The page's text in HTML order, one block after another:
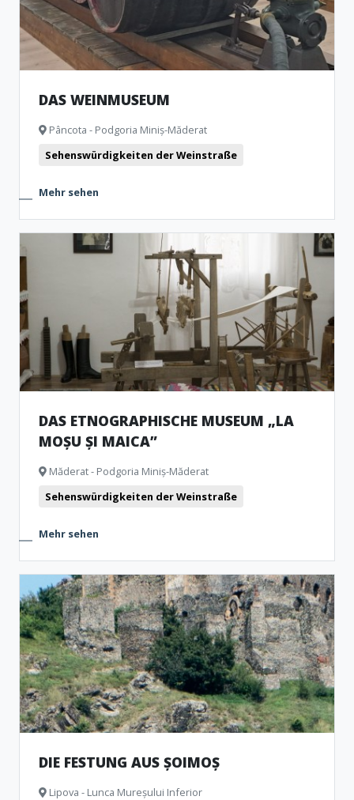
DAS WEINMUSEUM
Pâncota - Podgoria Miniș-Măderat
Sehenswürdigkeiten der Weinstraße
Mehr sehen
DAS ETNOGRAPHISCHE MUSEUM „LA
MOȘU ȘI MAICA”
Măderat - Podgoria Miniș-Măderat
Sehenswürdigkeiten der Weinstraße
Mehr sehen
DIE FESTUNG AUS ȘOIMOȘ
Lipova - Lunca Mureșului Inferior